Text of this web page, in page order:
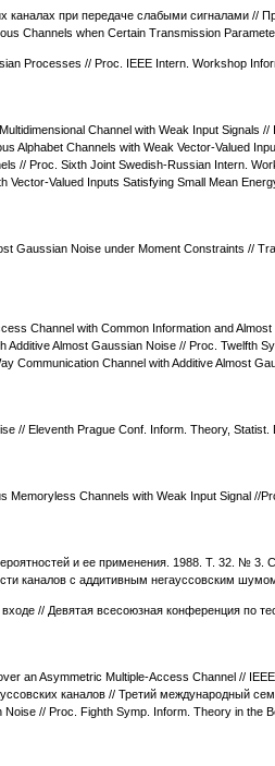
при передаче слабыми сигналами //
Channels when Certain Transmission
Processes // Proc. IEEE Intern. Workshop
Channel with Weak Input Signals
Alphabet Channels with Weak Vector-Valued
// Proc. Sixth Joint Swedish-Russian Intern.
Valued Inputs Satisfying Small Mean
Gaussian Noise under Moment Constraints //
Channel with Common Information and
Almost Gaussian Noise // Proc. Twelfth
Communication Channel with Additive Almost
// Eleventh Prague Conf. Inform. Theory,
Channels with Weak Input Signal //
и ее применения. 1988. Т. 32. № 3.
каналов с аддитивным негауссовским
// Девятая всесоюзная конференция по
an Asymmetric Multiple-Access Channel //
каналов // Третий международный
// Proc. Fighth Symp. Inform. Theory in the